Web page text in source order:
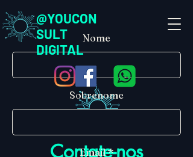
@YOUCON
SULT
DIGITAL
Contate-nos
Nome
Sobrenome
Email